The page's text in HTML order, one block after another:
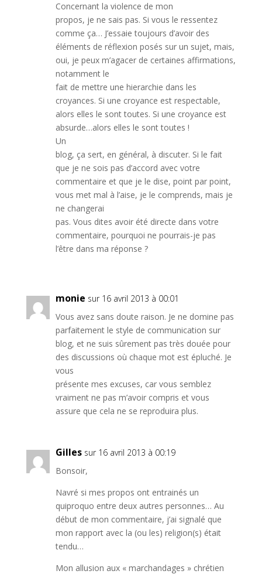
Concernant la violence de mon
propos, je ne sais pas. Si vous le ressentez
comme ça… J’essaie toujours d’avoir des
éléments de réflexion posés sur un sujet, mais,
oui, je peux m’agacer de certaines affirmations,
notamment le
fait de mettre une hierarchie dans les
croyances. Si une croyance est respectable,
alors elles le sont toutes. Si une croyance est
absurde…alors elles le sont toutes !
Un
blog, ça sert, en général, à discuter. Si le fait
que je ne sois pas d’accord avec votre
commentaire et que je le dise, point par point,
vous met mal à l’aise, je le comprends, mais je
ne changerai
pas. Vous dites avoir été directe dans votre
commentaire, pourquoi ne pourrais-je pas
l’être dans ma réponse ?
monie sur 16 avril 2013 à 00:01
Vous avez sans doute raison. Je ne domine pas
parfaitement le style de communication sur
blog, et ne suis sûrement pas très douée pour
des discussions où chaque mot est épluché. Je
vous
présente mes excuses, car vous semblez
vraiment ne pas m’avoir compris et vous
assure que cela ne se reproduira plus.
Gilles sur 16 avril 2013 à 00:19
Bonsoir,
Navré si mes propos ont entrainés un
quiproquo entre deux autres personnes… Au
début de mon commentaire, j’ai signalé que
mon rapport avec la (ou les) religion(s) était
tendu…
Mon allusion aux « marchandages » chrétien